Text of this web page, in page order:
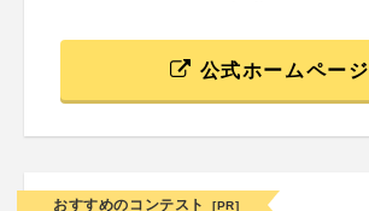
公式ホームページ
おすすめのコンテスト [PR]